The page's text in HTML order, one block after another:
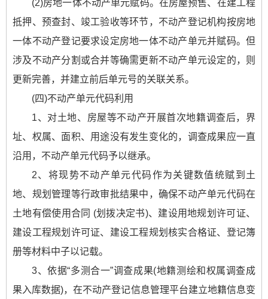
(2)房地一体不动产单元赋码。在房屋预售、在建工程
抵押、预查封、竣工验收等环节，不动产登记机构按房地
一体不动产登记要求设定房地一体不动产单元并赋码。但
涉及不动产分割或合并等确需更新不动产单元设定的，则
更新完善，并建立前后单元号的关联关系。
(四)不动产单元代码利用
1、对土地、房屋等不动产开展首次地籍调查后，界
址、权属、面积、用途没有发生变化的，调查成果应一直
沿用，不动产单元代码予以继承。
2、将现势不动产单元代码作为关键数值统赋到土
地、规划管理等行政审批结果中，确保不动产单元代码在
土地有偿使用合同 (划拨决定书)、建设用地规划许可证、
建设工程规划许可证、建设工程规划核实合格证、登记簿
册等材料中子以记载。
3、依据“多测合一”调查成果(地籍测绘和权属调查成
果入库数据)，在不动产登记信息管理平台建立地籍信息变